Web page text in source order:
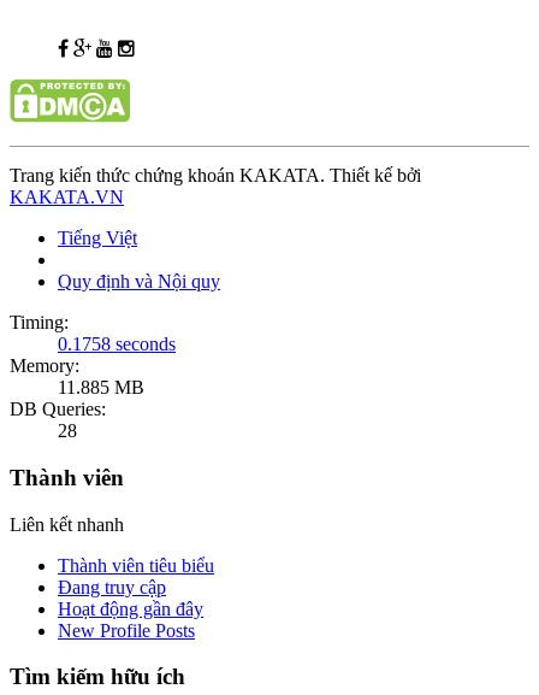
Trang kiến thức chứng khoán KAKATA. Thiết kế bởi
KAKATA.VN
Tiếng Việt
Quy định và Nội quy
Timing:
0.1758 seconds
Memory:
11.885 MB
DB Queries:
28
Thành viên
Liên kết nhanh
Thành viên tiêu biểu
Đang truy cập
Hoạt động gần đây
New Profile Posts
Tìm kiếm hữu ích